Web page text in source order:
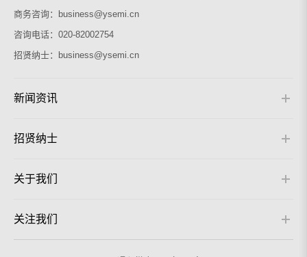
商务咨询：
business@ysemi.cn
咨询电话： 020-82002754
招贤纳士：
business@ysemi.cn
新闻资讯
招贤纳士
关于我们
关注我们